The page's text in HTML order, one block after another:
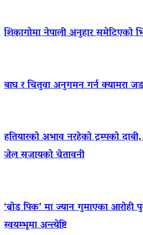
शिकागोमा नेपाली अनुहार समेटिएको
बाघ र चितुवा अनुगमन गर्न क्यामरा
हतियारको अभाव नरहेको ट्रम्पको
जेल सजायको चेतावनी
‘ब्रोड पिक’ मा ज्यान गुमाएका आराेही
स्वयम्भूमा अन्त्येष्टि